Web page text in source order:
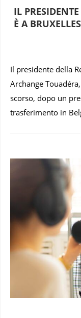
IL
È A
Il presidente della
Archange
scorso, dopo un
trasferimento in